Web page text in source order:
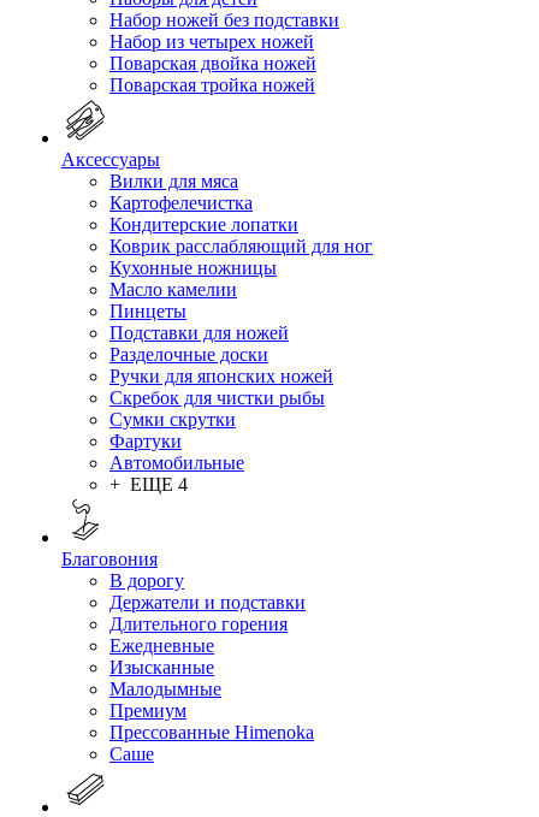
Набор ножей без подставки
Набор из четырех ножей
Поварская двойка ножей
Поварская тройка ножей
Аксессуары
Вилки для мяса
Картофелечистка
Кондитерские лопатки
Коврик расслабляющий для ног
Кухонные ножницы
Масло камелии
Пинцеты
Подставки для ножей
Разделочные доски
Ручки для японских ножей
Скребок для чистки рыбы
Сумки скрутки
Фартуки
Автомобильные
+ ЕЩЕ 4
Благовония
В дорогу
Держатели и подставки
Длительного горения
Ежедневные
Изысканные
Малодымные
Премиум
Прессованные Himenoka
Саше